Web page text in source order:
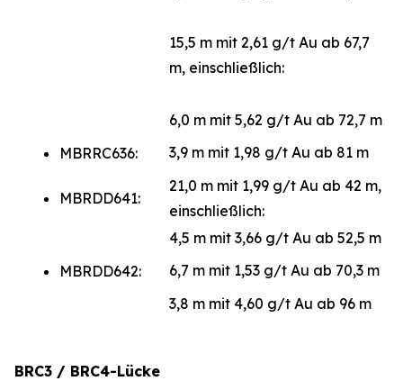
15,5 m mit 2,61 g/t Au ab 67,7
m, einschließlich:
6,0 m mit 5,62 g/t Au ab 72,7 m
MBRRC636:
3,9 m mit 1,98 g/t Au ab 81 m
MBRDD641:
21,0 m mit 1,99 g/t Au ab 42 m,
einschließlich:
4,5 m mit 3,66 g/t Au ab 52,5 m
MBRDD642:
6,7 m mit 1,53 g/t Au ab 70,3 m
3,8 m mit 4,60 g/t Au ab 96 m
BRC3 / BRC4-Lücke